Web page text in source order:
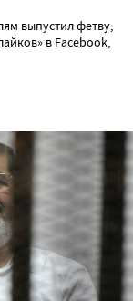
выпустил фетву,
в Facebook,